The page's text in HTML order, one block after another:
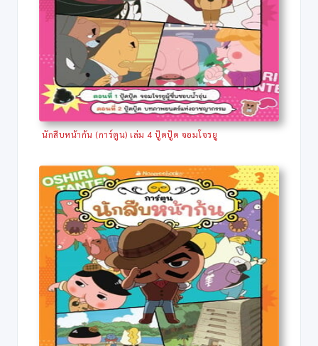
นักสืบหน้าก้น (การ์ตูน) เล่ม 4 ปู้ดปู้ด จอมโจรยู